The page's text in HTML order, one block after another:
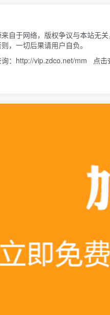
自于网络，版权争议与本站无
，一切后果请用户自负。
： http://vip.zdco.net/mm 点击